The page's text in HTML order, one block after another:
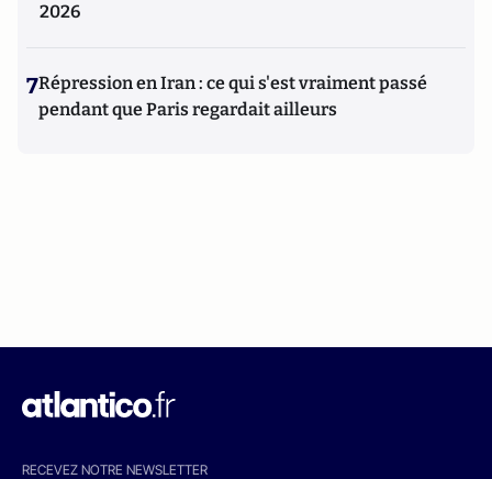
2026
7Répression en Iran : ce qui s'est vraiment passé
pendant que Paris regardait ailleurs
RECEVEZ NOTRE NEWSLETTER